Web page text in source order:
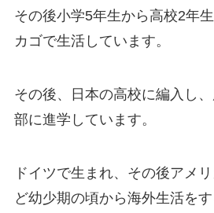
その後小学5年生から高校2年
カゴで生活しています。
その後、日本の高校に編入し
部に進学しています。
ドイツで生まれ、その後アメ
ど幼少期の頃から海外生活を